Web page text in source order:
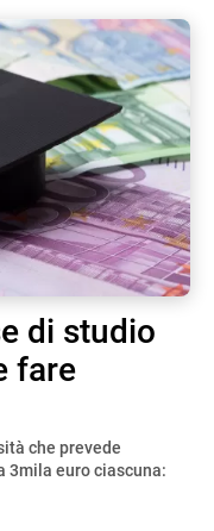
di studio
fare
che prevede
3mila euro ciascuna: